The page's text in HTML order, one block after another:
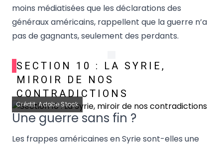
moins médiatisées que les déclarations des
généraux américains, rappellent que la guerre n’a
pas de gagnants, seulement des perdants.
SECTION 10 : LA SYRIE,
MIROIR DE NOS
CONTRADICTIONS
Crédit: Adobe Stock
Une guerre sans fin ?
Les frappes américaines en Syrie sont-elles une